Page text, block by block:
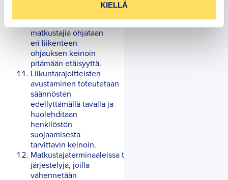
KIELLÄ
esteitä voida turvata.
Lähteviä ja saapuvia
matkustajia ohjataan
eri liikenteen
ohjauksen keinoin
pitämään etäisyyttä.
Liikuntarajoitteisten
avustaminen toteutetaan
säännösten
edellyttämällä tavalla ja
huolehditaan
henkilöstön
suojaamisesta
tarvittavin keinoin.
Matkustajaterminaaleissa tehdään
järjestelyjä, joilla
vähennetään